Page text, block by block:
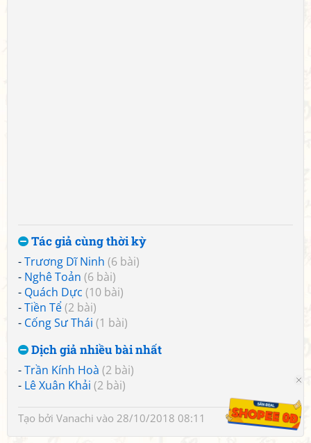
Tác giả cùng thời kỳ
-Trương Dĩ Ninh (6 bài)
- Nghê Toản (6 bài)
- Quách Dực (10 bài)
-Tiền Tể(2 bài)
- Cống Sư Thái (1 bài)
Dịch giả nhiều bài nhất
-Trần Kính Hoà (2 bài)
- Lê Xuân Khải (2 bài)
Tạo bởi Vanachi vào 28/10/2018 08:11